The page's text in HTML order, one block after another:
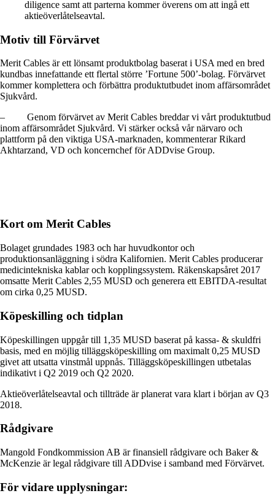
diligence samt att parterna kommer överens om att ingå ett
aktieöverlåtelseavtal.
Motiv till Förvärvet
Merit Cables är ett lönsamt produktbolag baserat i USA med en bred
kundbas innefattande ett flertal större ’Fortune 500’-bolag. Förvärvet
kommer komplettera och förbättra produktutbudet inom affärsområdet
Sjukvård.
–
Genom förvärvet av Merit Cables breddar vi vårt produktutbud
inom affärsområdet Sjukvård. Vi stärker också vår närvaro och
plattform på den viktiga USA-marknaden, kommenterar Rikard
Akhtarzand, VD och koncernchef för ADDvise Group.
Kort om Merit Cables
Bolaget grundades 1983 och har huvudkontor och
produktionsanläggning i södra Kalifornien. Merit Cables producerar
medicintekniska kablar och kopplingssystem. Räkenskapsåret 2017
omsatte Merit Cables 2,55 MUSD och generera ett EBITDA-resultat
om cirka 0,25 MUSD.
Köpeskilling och tidplan
Köpeskillingen uppgår till 1,35 MUSD baserat på kassa- & skuldfri
basis, med en möjlig tilläggsköpeskilling om maximalt 0,25 MUSD
givet att utsatta vinstmål uppnås. Tilläggsköpeskillingen utbetalas
indikativt i Q2 2019 och Q2 2020.
Aktieöverlåtelseavtal och tillträde är planerat vara klart i början av Q3
2018.
Rådgivare
Mangold Fondkommission AB är finansiell rådgivare och Baker &
McKenzie är legal rådgivare till ADDvise i samband med Förvärvet.
För vidare upplysningar: